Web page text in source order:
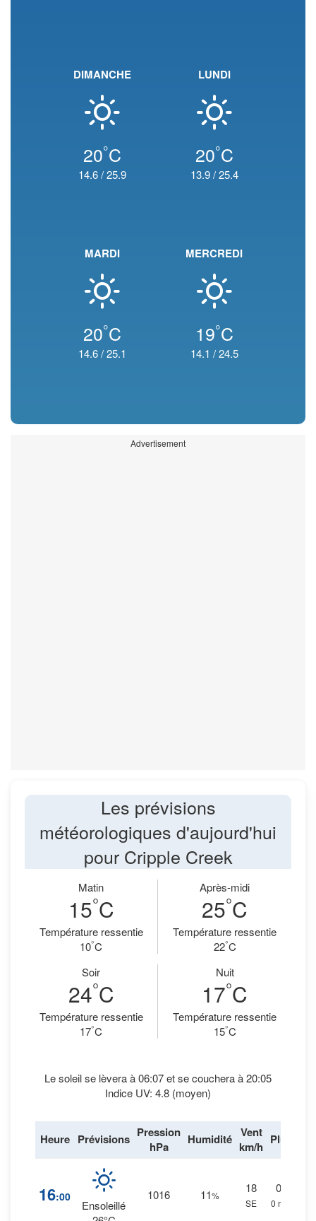
DIMANCHE
20°C
14.6/25.9
LUNDI
20°C
13.9/25.4
MARDI
20°C
14.6/25.1
MERCREDI
19°C
14.1 /24.5
Advertisement
Les prévisions
météorologiques d'aujourd'hui
pour Cripple Creek
Matin
15°C
Température ressentie
10°C
Après-midi
25°C
Température ressentie
22°C
Soir
24°C
Température ressentie
17°C
Nuit
17°C
Température ressentie
15°C
Le soleil se lèvera à 06:07 et se couchera à 20:05
Indice UV: 4.8 (moyen)
Heure Prévisions Pression
hPa
Humidité Vent
km/h Pluie
16:00
Ensoleillé
1016 11%
18
SE
0
0 mm.